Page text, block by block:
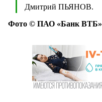
Дмитрий ПЬЯНОВ.
Фото © ПАО «Банк ВТБ»